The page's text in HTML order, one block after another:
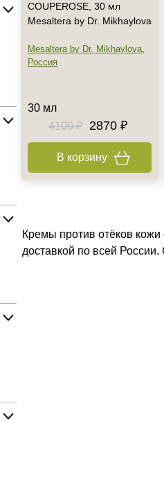
COUPEROSE, 30 мл
Mesaltera by Dr. Mikhaylova
Mesaltera by Dr. Mikhaylova,
Россия
30 мл
4100 ₽
2870 ₽
В корзину
Кремы против отёков
доставкой по всей